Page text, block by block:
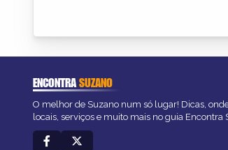
ENCONTRASUZANO
O melhor de Suzano num só lugar! Dicas,
locais, serviços e muito mais no guia Encontra